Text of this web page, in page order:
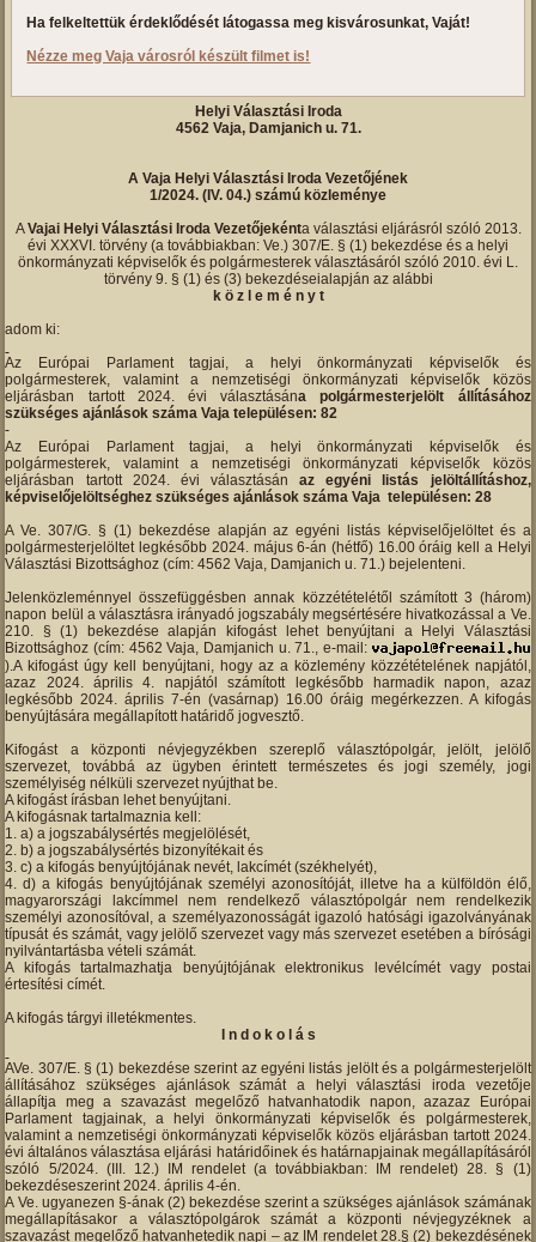
Ha felkeltettük érdeklődését látogassa meg kisvárosunkat, Vaját!
Nézze meg Vaja városról készült filmet is!
Helyi Választási Iroda
4562 Vaja, Damjanich u. 71.
A Vaja Helyi Választási Iroda Vezetőjének
1/2024. (IV. 04.) számú közleménye
AVajai Helyi Választási Iroda Vezetőjekénta választási eljárásról szóló 2013.
évi XXXVI. törvény (a továbbiakban: Ve.) 307/E. § (1) bekezdése és a helyi
önkormányzati képviselők és polgármesterek választásáról szóló 2010. évi L.
törvény 9. § (1) és (3) bekezdéseialapján az alábbi
k ö z l e m é n y t
adom ki:
Az Európai Parlament tagjai, a helyi önkormányzati képviselők és
polgármesterek, valamint a nemzetiségi önkormányzati képviselők közös
eljárásban tartott 2024. évi választásána polgármesterjelölt állításához
szükséges ajánlások száma Vaja településen: 82
Az Európai Parlament tagjai, a helyi önkormányzati képviselők és
polgármesterek, valamint a nemzetiségi önkormányzati képviselők közös
eljárásban tartott 2024. évi választásánaz egyéni listás jelöltállításhoz,
képviselőjelöltséghez szükséges ajánlások száma Vaja településen: 28
A Ve. 307/G. § (1) bekezdése alapján az egyéni listás képviselőjelöltet és a
polgármesterjelöltet legkésőbb 2024. május 6-án (hétfő) 16.00 óráig kell a Helyi
Választási Bizottsághoz (cím: 4562 Vaja, Damjanich u. 71.) bejelenteni.
Jelenközleménnyel összefüggésben annak közzétételétől számított 3 (három)
napon belül a választásra irányadó jogszabály megsértésére hivatkozással a Ve.
210. § (1) bekezdése alapján kifogást lehet benyújtani a Helyi Választási
Bizottsághoz (cím: 4562 Vaja, Damjanich u. 71., e-mail:
).A kifogást úgy kell benyújtani, hogy az a közlemény közzétételének napjától,
azaz 2024. április 4. napjától számított legkésőbb harmadik napon, azaz
legkésőbb 2024. április 7-én (vasárnap) 16.00 óráig megérkezzen. A kifogás
benyújtására megállapított határidő jogvesztő.
Kifogást a központi névjegyzékben szereplő választópolgár, jelölt, jelölő
szervezet, továbbá az ügyben érintett természetes és jogi személy, jogi
személyiség nélküli szervezet nyújthat be.
A kifogást írásban lehet benyújtani.
A kifogásnak tartalmaznia kell:
a) a jogszabálysértés megjelölését,
b) a jogszabálysértés bizonyítékait és
c) a kifogás benyújtójának nevét, lakcímét (székhelyét),
d) a kifogás benyújtójának személyi azonosítóját, illetve ha a külföldön élő,
magyarországi lakcímmel nem rendelkező választópolgár nem rendelkezik
személyi azonosítóval, a személyazonosságát igazoló hatósági igazolványának
típusát és számát, vagy jelölő szervezet vagy más szervezet esetében a bírósági
nyilvántartásba vételi számát.
A kifogás tartalmazhatja benyújtójának elektronikus levélcímét vagy postai
értesítési címét.
A kifogás tárgyi illetékmentes.
I n d o k o l á s
AVe. 307/E. § (1) bekezdése szerint az egyéni listás jelölt és a polgármesterjelölt
állításához szükséges ajánlások számát a helyi választási iroda vezetője
állapítja meg a szavazást megelőző hatvanhatodik napon, azazaz Európai
Parlament tagjainak, a helyi önkormányzati képviselők és polgármesterek,
valamint a nemzetiségi önkormányzati képviselők közös eljárásban tartott 2024.
évi általános választása eljárási határidőinek és határnapjainak megállapításáról
szóló 5/2024. (III. 12.) IM rendelet (a továbbiakban: IM rendelet) 28. § (1)
bekezdéseszerint 2024. április 4-én.
A Ve. ugyanezen §-ának (2) bekezdése szerint a szükséges ajánlások számának
megállapításakor a választópolgárok számát a központi névjegyzéknek a
szavazást megelőző hatvanhetedik napi – az IM rendelet 28.§ (2) bekezdésének